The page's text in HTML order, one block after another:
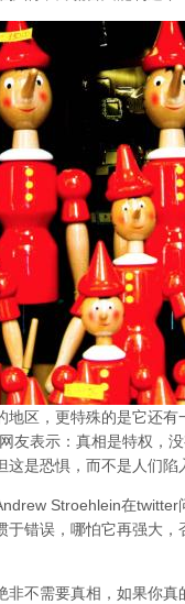
区，更特殊的是它还
友表示：真相是特权，
是恐惧，而不是人们陷
Stroehlein在
于错误，哪怕它再强大
非不需要真相，如果你